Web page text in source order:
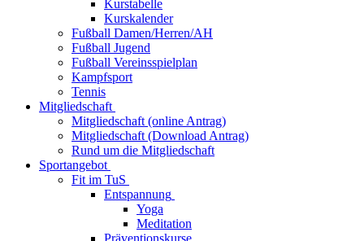
Kurstabelle
Kurskalender
Fußball Damen/Herren/AH
Fußball Jugend
Fußball Vereinsspielplan
Kampfsport
Tennis
Mitgliedschaft
Mitgliedschaft (online Antrag)
Mitgliedschaft (Download Antrag)
Rund um die Mitgliedschaft
Sportangebot
Fit im TuS
Entspannung
Yoga
Meditation
Präventionskurse